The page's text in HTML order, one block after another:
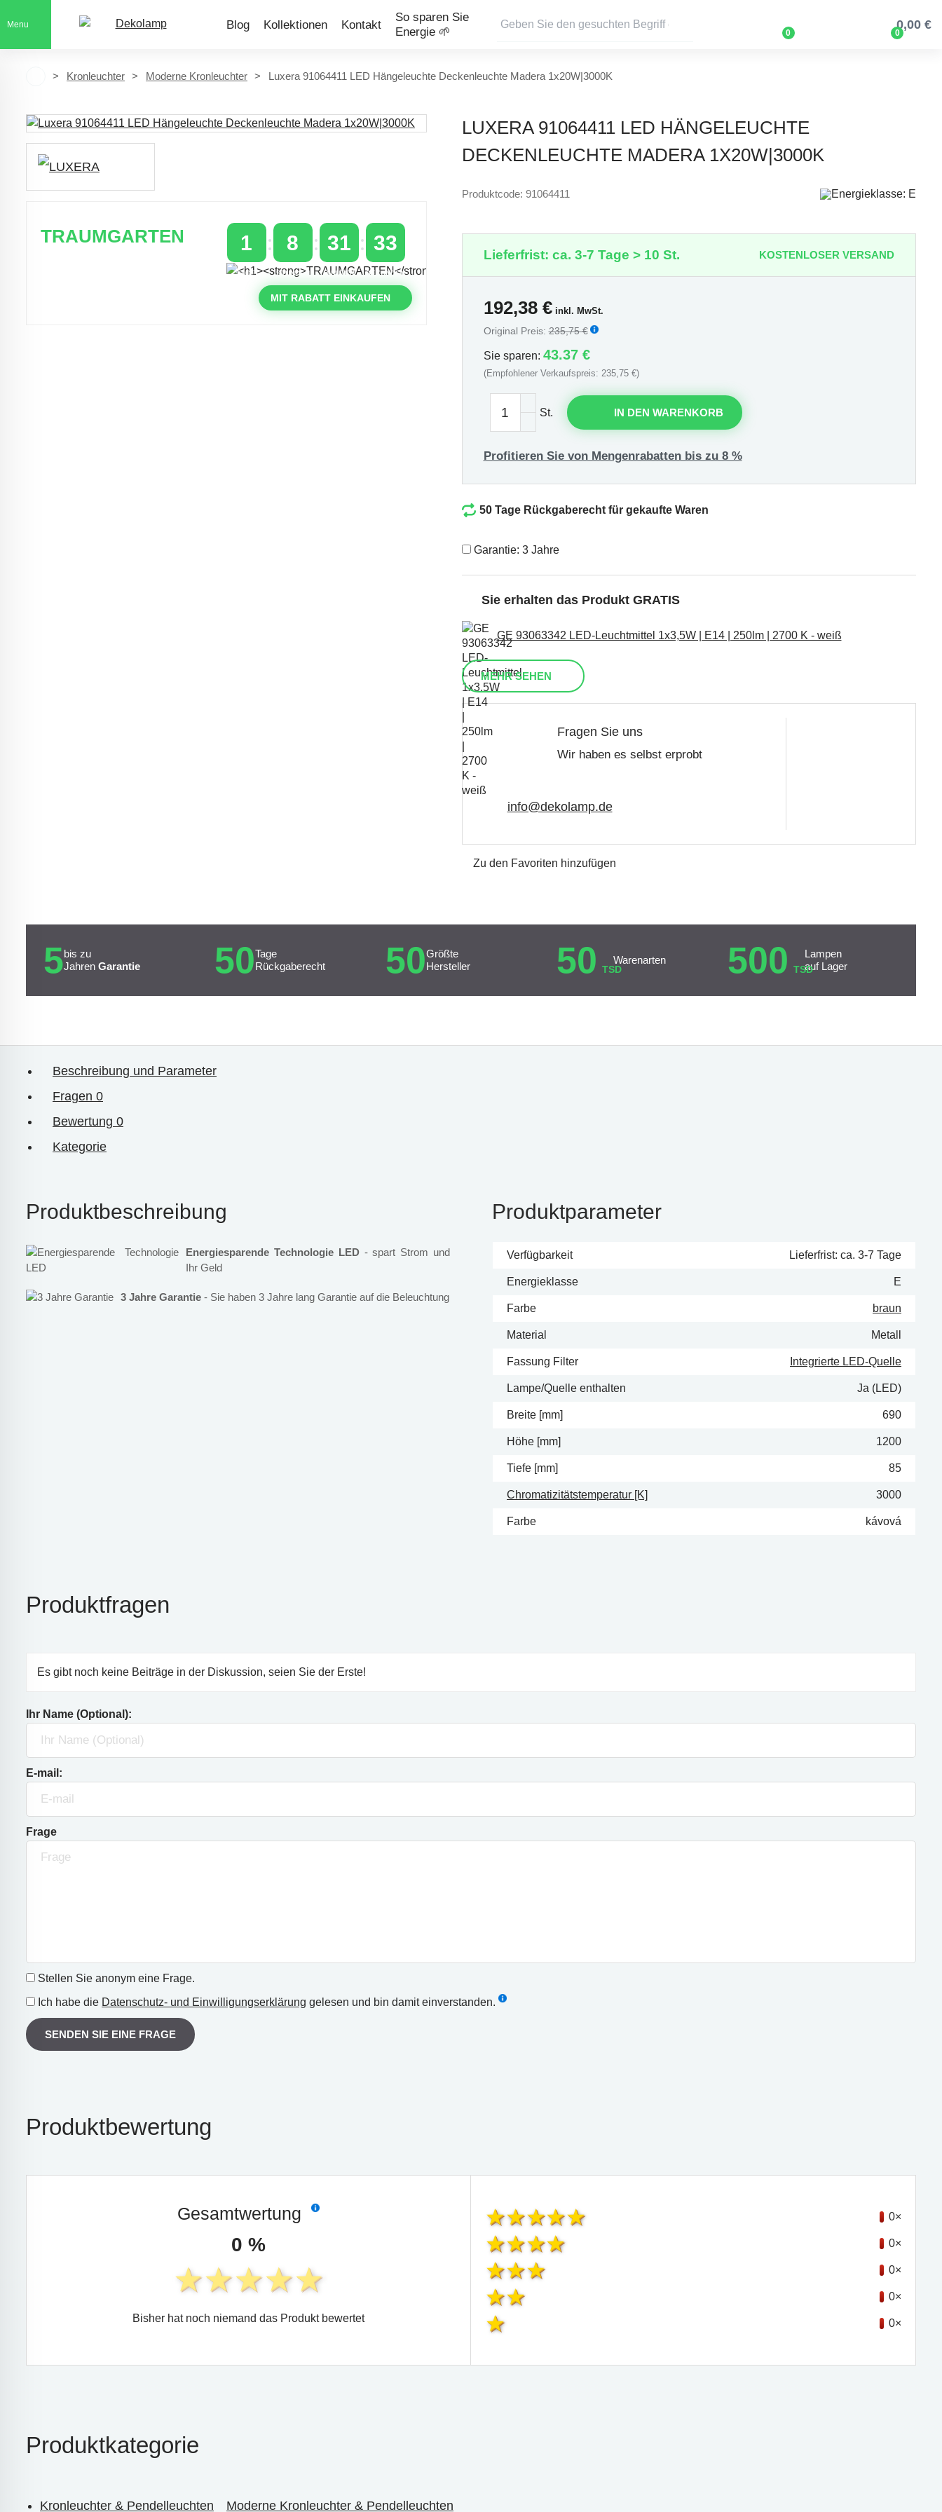
Menu Blog Kollektionen Kontakt
So sparen Sie
Energie 🌱
0 0
0,00 €
Kronleuchter Moderne Kronleuchter Luxera 91064411 LED Hängeleuchte Deckenleuchte Madera 1x20W|3000K
LUXERA 91064411 LED HÄNGELEUCHTE
DECKENLEUCHTE MADERA 1X20W|3000K
TRAUMGARTEN 1
TAGE
8
STUNDEN
31
MINUTEN
32
SEKUNDEN
MIT RABATT EINKAUFEN
Produktcode: 91064411
Lieferfrist: ca. 3-7 Tage > 10 St. KOSTENLOSER VERSAND
192,38€inkl. MwSt.
Original Preis:235,75 €
Sie sparen: 43.37 €
(Empfohlener Verkaufspreis: 235,75 €)
St. IN DEN WARENKORB
Profitieren Sie von Mengenrabatten bis zu 8 %
50 Tage Rückgaberecht für gekaufte Waren
Garantie: 3 Jahre
Sie erhalten das Produkt GRATIS
GE 93063342 LED-Leuchtmittel 1x3,5W | E14 | 250lm | 2700 K - weiß
MEHR SEHEN
Fragen Sie uns
Wir haben es selbst erprobt
info@dekolamp.de
Zu den Favoriten hinzufügen
5bis zu
Jahren Garantie 50Tage
Rückgaberecht
50Größte
Hersteller
50 TSD
Warenarten 500 TSD
Lampen
auf Lager
Beschreibung und Parameter
Fragen 0
Bewertung 0
Kategorie
Produktbeschreibung
Energiesparende Technologie LED- spart Strom und
Ihr Geld
3 Jahre Garantie - Sie haben 3 Jahre lang Garantie auf die Beleuchtung
Produktparameter
Verfügbarkeit Lieferfrist: ca. 3-7 Tage
Energieklasse E
Farbe braun
Material Metall
Fassung Filter Integrierte LED-Quelle
Lampe/Quelle enthalten Ja (LED)
Breite [mm] 690
Höhe [mm] 1200
Tiefe [mm] 85
Chromatizitätstemperatur [K] 3000
Farbe kávová
Produktfragen
Es gibt noch keine Beiträge in der Diskussion, seien Sie der Erste!
Ihr Name (Optional):
E-mail:
Frage
Stellen Sie anonym eine Frage.
Ich habe die Datenschutz- und Einwilligungserklärung gelesen und bin damit einverstanden.
SENDEN SIE EINE FRAGE
Produktbewertung
Gesamtwertung
0 %
Bisher hat noch niemand das Produkt bewertet
0×
0×
0×
0×
0×
Produktkategorie
Kronleuchter & Pendelleuchten Moderne Kronleuchter & Pendelleuchten